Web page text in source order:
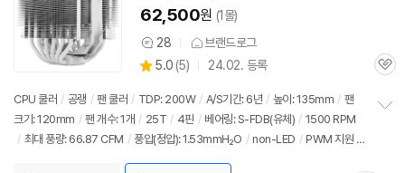
62,500원 (1몰)
상
품
견
28 브랜드로그
별
점
5.0 (상
리
뷰
5) 24.02. 등록
관
CPU 쿨러 / 공랭 / 팬 쿨러 / TDP: 200W / A/S기간: 6년 / 높이: 135mm / 팬
크기: 120mm / 팬 개수: 1개 / 25T / 4핀 / 베어링: S-FDB(유체) / 1500 RPM
/ 최대 풍량: 66.87 CFM / 풍압(정압): 1.53mmH₂O / non-LED / PWM 지원 /